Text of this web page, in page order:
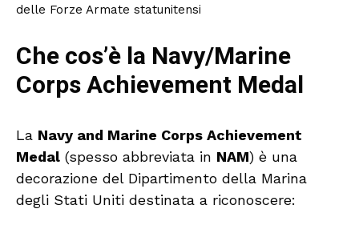
delle Forze Armate statunitensi
Che cos’è la Navy/Marine
Corps Achievement Medal
La Navy and Marine Corps Achievement
Medal (spesso abbreviata in NAM) è una
decorazione del Dipartimento della Marina
degli Stati Uniti destinata a riconoscere: